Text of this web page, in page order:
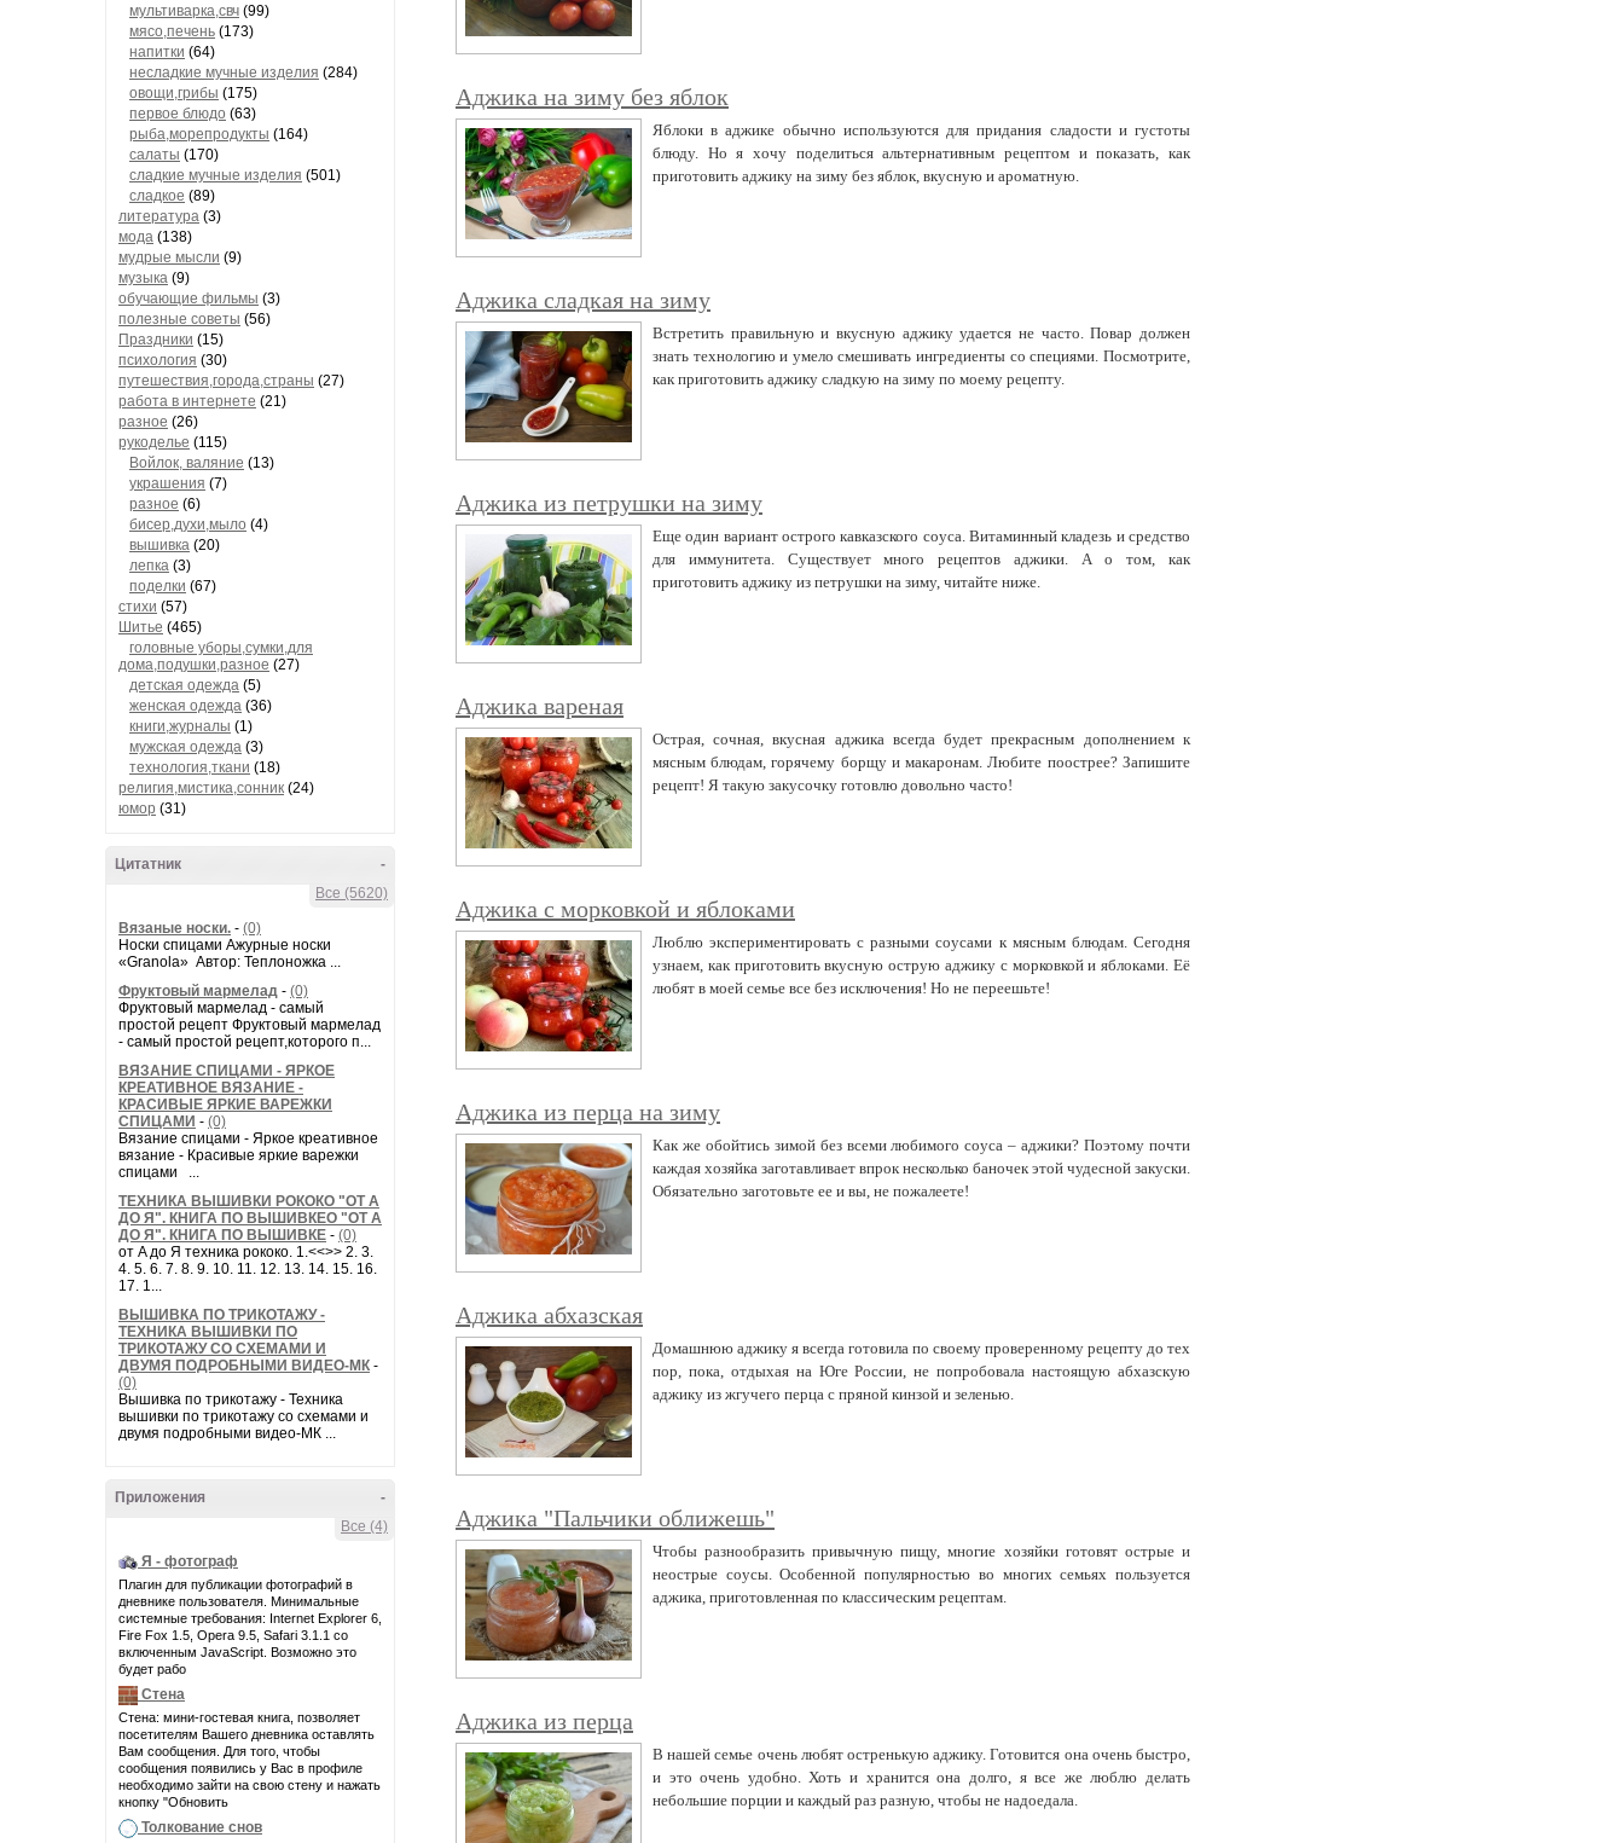
мультиварка,свч (99)
мясо,печень (173)
напитки (64)
несладкие мучные изделия (284)
овощи,грибы (175)
первое блюдо (63)
рыба,морепродукты (164)
салаты (170)
сладкие мучные изделия (501)
сладкое (89)
литература (3)
мода (138)
мудрые мысли (9)
музыка (9)
обучающие фильмы (3)
полезные советы (56)
Праздники (15)
психология (30)
путешествия,города,страны (27)
работа в интернете (21)
разное (26)
рукоделье (115)
Войлок, валяние (13)
украшения (7)
разное (6)
бисер,духи,мыло (4)
вышивка (20)
лепка (3)
поделки (67)
стихи (57)
Шитье (465)
головные уборы,сумки,для
дома,подушки,разное (27)
детская одежда (5)
женская одежда (36)
книги,журналы (1)
мужская одежда (3)
технология,ткани (18)
религия,мистика,сонник (24)
юмор (31)
-
Цитатник
Все (5620)
Вязаные носки. - (0)
Носки спицами Ажурные носки
«Granola» Автор: Теплоножка ...
Фруктовый мармелад - (0)
Фруктовый мармелад - самый
простой рецепт Фруктовый мармелад
- самый простой рецепт,которого п...
ВЯЗАНИЕ СПИЦАМИ - ЯРКОЕ
КРЕАТИВНОЕ ВЯЗАНИЕ -
КРАСИВЫЕ ЯРКИЕ ВАРЕЖКИ
СПИЦАМИ - (0)
Вязание спицами - Яркое креативное
вязание - Красивые яркие варежки
спицами ...
ТЕХНИКА ВЫШИВКИ РОКОКО "ОТ А
ДО Я". КНИГА ПО ВЫШИВКЕО "ОТ А
ДО Я". КНИГА ПО ВЫШИВКЕ - (0)
от A до Я техника рококо. 1.<<>> 2. 3.
4. 5. 6. 7. 8. 9. 10. 11. 12. 13. 14. 15. 16.
17. 1...
ВЫШИВКА ПО ТРИКОТАЖУ -
ТЕХНИКА ВЫШИВКИ ПО
ТРИКОТАЖУ СО СХЕМАМИ И
ДВУМЯ ПОДРОБНЫМИ ВИДЕО-МК -
(0)
Вышивка по трикотажу - Техника
вышивки по трикотажу со схемами и
двумя подробными видео-МК ...
-
Приложения
Все (4)
Я - фотограф
Плагин для публикации фотографий в
дневнике пользователя. Минимальные
системные требования: Internet Explorer 6,
Fire Fox 1.5, Opera 9.5, Safari 3.1.1 со
включенным JavaScript. Возможно это
будет рабо
Стена
Стена: мини-гостевая книга, позволяет
посетителям Вашего дневника оставлять
Вам сообщения. Для того, чтобы
сообщения появились у Вас в профиле
необходимо зайти на свою стену и нажать
кнопку "Обновить
Толкование снов
Аджика на зиму без яблок
Яблоки в аджике обычно используются для придания сладости и густоты
блюду. Но я хочу поделиться альтернативным рецептом и показать, как
приготовить аджику на зиму без яблок, вкусную и ароматную.
Аджика сладкая на зиму
Встретить правильную и вкусную аджику удается не часто. Повар должен
знать технологию и умело смешивать ингредиенты со специями. Посмотрите,
как приготовить аджику сладкую на зиму по моему рецепту.
Аджика из петрушки на зиму
Еще один вариант острого кавказского соуса. Витаминный кладезь и средство
для иммунитета. Существует много рецептов аджики. А о том, как
приготовить аджику из петрушки на зиму, читайте ниже.
Аджика вареная
Острая, сочная, вкусная аджика всегда будет прекрасным дополнением к
мясным блюдам, горячему борщу и макаронам. Любите поострее? Запишите
рецепт! Я такую закусочку готовлю довольно часто!
Аджика с морковкой и яблоками
Люблю экспериментировать с разными соусами к мясным блюдам. Сегодня
узнаем, как приготовить вкусную острую аджику с морковкой и яблоками. Её
любят в моей семье все без исключения! Но не переешьте!
Аджика из перца на зиму
Как же обойтись зимой без всеми любимого соуса – аджики? Поэтому почти
каждая хозяйка заготавливает впрок несколько баночек этой чудесной закуски.
Обязательно заготовьте ее и вы, не пожалеете!
Аджика абхазская
Домашнюю аджику я всегда готовила по своему проверенному рецепту до тех
пор, пока, отдыхая на Юге России, не попробовала настоящую абхазскую
аджику из жгучего перца с пряной кинзой и зеленью.
Аджика "Пальчики оближешь"
Чтобы разнообразить привычную пищу, многие хозяйки готовят острые и
неострые соусы. Особенной популярностью во многих семьях пользуется
аджика, приготовленная по классическим рецептам.
Аджика из перца
В нашей семье очень любят остренькую аджику. Готовится она очень быстро,
и это очень удобно. Хоть и хранится она долго, я все же люблю делать
небольшие порции и каждый раз разную, чтобы не надоедала.